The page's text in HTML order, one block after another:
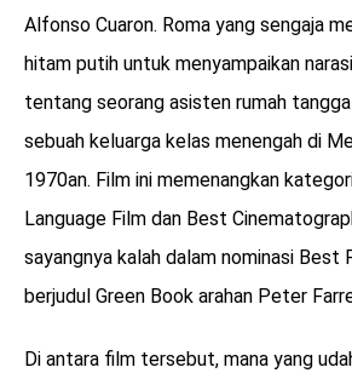
Alfonso Cuaron. Roma yang sengaja
hitam putih untuk menyampaikan
tentang seorang asisten rumah
sebuah keluarga kelas menengah di
1970an. Film ini memenangkan
Language Film dan Best
sayangnya kalah dalam nominasi Best
berjudul Green Book arahan Peter
Di antara film tersebut, mana yang